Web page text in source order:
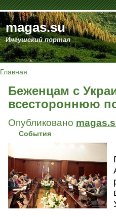
magas.su
Ингушский портал
Главная
Беженцам с
всестороннюю
Опубликовано
События